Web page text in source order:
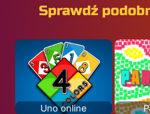
Sprawdź
Uno online